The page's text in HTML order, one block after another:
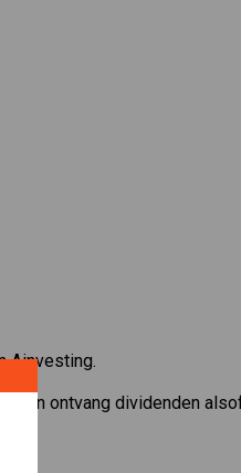
Ainvesting.
en ontvang dividenden